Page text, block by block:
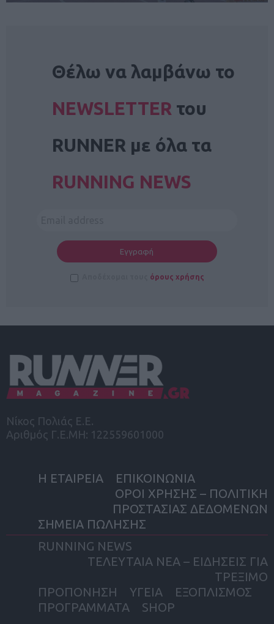
Θέλω να λαμβάνω το
NEWSLETTER του
RUNNER με όλα τα
RUNNING NEWS
όρους χρήσης
Νίκος Πολιάς Ε.Ε.
Αριθμός Γ.Ε.ΜΗ: 122559601000
Η ΕΤΑΙΡΕΙΑ
ΕΠΙΚΟΙΝΩΝΙΑ
ΟΡΟΙ ΧΡΗΣΗΣ – ΠΟΛΙΤΙΚΗ
ΠΡΟΣΤΑΣΙΑΣ ΔΕΔΟΜΕΝΩΝ
ΣΗΜΕΙΑ ΠΩΛΗΣΗΣ
RUNNING NEWS
ΤΕΛΕΥΤΑΙΑ ΝΕΑ – ΕΙΔΗΣΕΙΣ ΓΙΑ
ΤΡΕΞΙΜΟ
ΠΡΟΠΟΝΗΣΗ
ΥΓΕΙΑ
ΕΞΟΠΛΙΣΜΟΣ
ΠΡΟΓΡΑΜΜΑΤΑ
SHOP